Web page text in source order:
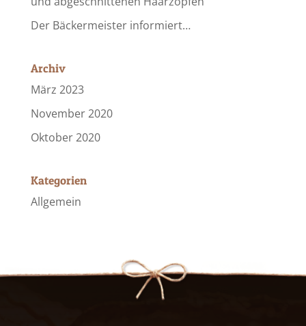
Der Bäckermeister informiert…
Archiv
März 2023
November 2020
Oktober 2020
Kategorien
Allgemein